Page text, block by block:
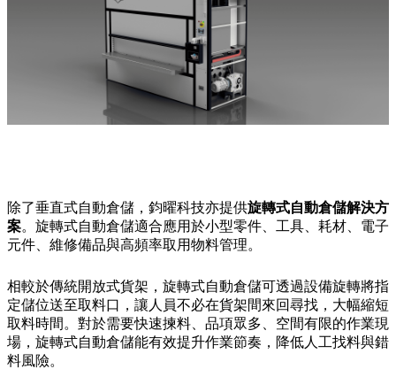
除了垂直式自動倉儲，鈞曜科技亦提供旋轉式自動倉儲解決方
案。旋轉式自動倉儲適合應用於小型零件、工具、耗材、電子
元件、維修備品與高頻率取用物料管理。
相較於傳統開放式貨架，旋轉式自動倉儲可透過設備旋轉將指
定儲位送至取料口，讓人員不必在貨架間來回尋找，大幅縮短
取料時間。對於需要快速揀料、品項眾多、空間有限的作業現
場，旋轉式自動倉儲能有效提升作業節奏，降低人工找料與錯
料風險。